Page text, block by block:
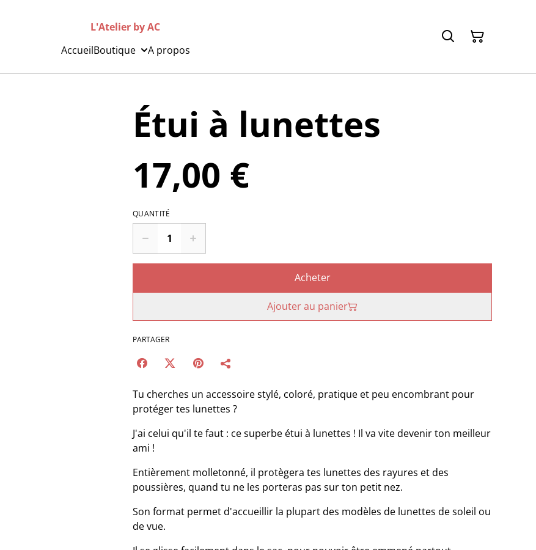
L'Atelier by AC
AccueilBoutique A propos
Étui à lunettes
17,00 €
QUANTITÉ
Acheter
Ajouter au panier
PARTAGER
Tu cherches un accessoire stylé, coloré, pratique et peu encombrant pour
protéger tes lunettes ?
J'ai celui qu'il te faut : ce superbe étui à lunettes ! Il va vite devenir ton meilleur
ami !
Entièrement molletonné, il protègera tes lunettes des rayures et des
poussières, quand tu ne les porteras pas sur ton petit nez.
Son format permet d'accueillir la plupart des modèles de lunettes de soleil ou
de vue.